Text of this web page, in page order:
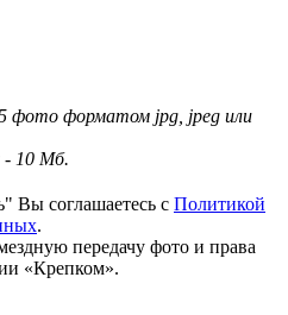
фото форматом jpg, jpeg или
- 10 Мб.
Вы соглашаетесь с Политикой
.
передачу фото и права
«Крепком».